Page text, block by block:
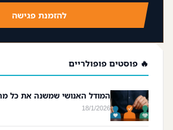
להזמנת פגישה
🔥 פוסטים פופולריים
המודל האנושי שמשנה את כל
18/1/2026